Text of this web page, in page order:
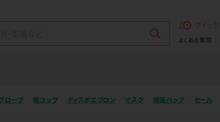
クイッ
よくある質問
ローブ 紙コップ ディスポエプロン マスク 滅菌バッグ セール